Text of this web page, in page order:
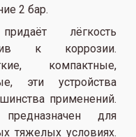
2 бар.
лёгкость
к коррозии.
компактные,
эти устройства
применений.
для
тяжелых условиях.